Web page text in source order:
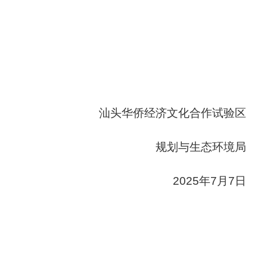
汕头华侨经济文化合作试验区
规划与生态环境局
2025年7月7日